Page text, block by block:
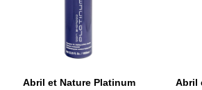
33
Abril et Nature Platinum Abril